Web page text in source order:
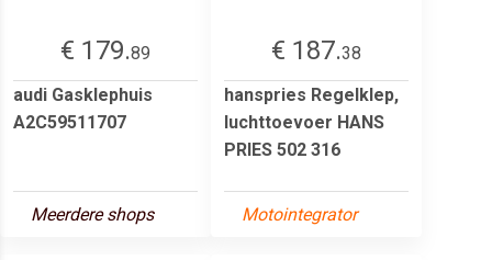
€ 179.89
audi Gasklephuis
A2C59511707
Meerdere shops
€ 187.38
hanspries Regelklep,
luchttoevoer HANS
PRIES 502 316
Motointegrator